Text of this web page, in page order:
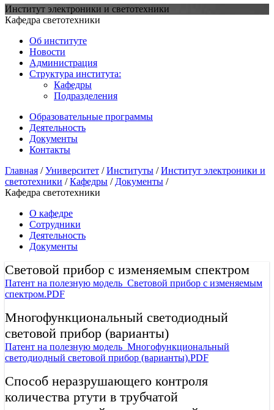
Институт электроники и светотехники
Кафедра светотехники
Об институте
Новости
Администрация
Структура института:
Кафедры
Подразделения
Образовательные программы
Деятельность
Документы
Контакты
Главная /Университет /Институты /Институт электроники и
светотехники /Кафедры / Документы /
Кафедра светотехники
О кафедре
Сотрудники
Деятельность
Документы
Световой прибор с изменяемым спектром
Патент на полезную модель_Световой прибор с изменяемым
спектром.PDF
Многофункциональный светодиодный
световой прибор (варианты)
Патент на полезную модель_Многофункциональный
светодиодный световой прибор (варианты).PDF
Способ неразрушающего контроля
количества ртути в трубчатой